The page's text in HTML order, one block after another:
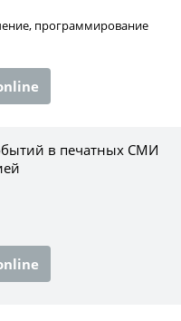
программирование
в печатных СМИ